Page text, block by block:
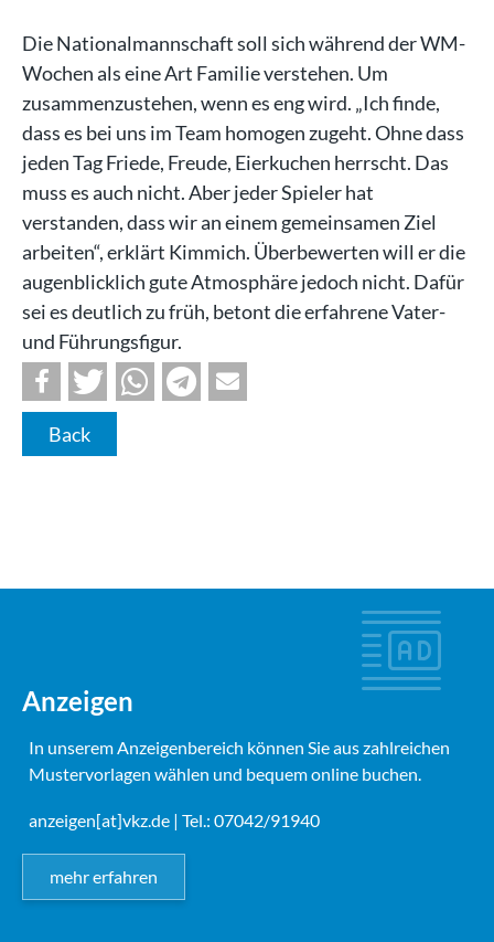
Die Nationalmannschaft soll sich während der WM-
Wochen als eine Art Familie verstehen. Um
zusammenzustehen, wenn es eng wird. „Ich finde,
dass es bei uns im Team homogen zugeht. Ohne dass
jeden Tag Friede, Freude, Eierkuchen herrscht. Das
muss es auch nicht. Aber jeder Spieler hat
verstanden, dass wir an einem gemeinsamen Ziel
arbeiten“, erklärt Kimmich. Überbewerten will er die
augenblicklich gute Atmosphäre jedoch nicht. Dafür
sei es deutlich zu früh, betont die erfahrene Vater-
und Führungsfigur.
Back
Anzeigen
In unserem Anzeigenbereich können Sie aus zahlreichen
Mustervorlagen wählen und bequem online buchen.
anzeigen[at]vkz.de | Tel.: 07042/91940
mehr erfahren